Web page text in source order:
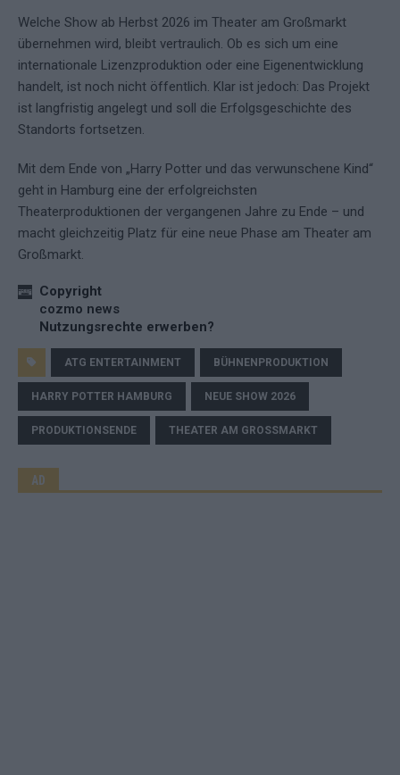
Welche Show ab Herbst 2026 im Theater am Großmarkt
übernehmen wird, bleibt vertraulich. Ob es sich um eine
internationale Lizenzproduktion oder eine Eigenentwicklung
handelt, ist noch nicht öffentlich. Klar ist jedoch: Das Projekt
ist langfristig angelegt und soll die Erfolgsgeschichte des
Standorts fortsetzen.
Mit dem Ende von „Harry Potter und das verwunschene Kind“
geht in Hamburg eine der erfolgreichsten
Theaterproduktionen der vergangenen Jahre zu Ende – und
macht gleichzeitig Platz für eine neue Phase am Theater am
Großmarkt.
Copyright
cozmo news
Nutzungsrechte erwerben?
ATG ENTERTAINMENT BÜHNENPRODUKTION
HARRY POTTER HAMBURG NEUE SHOW 2026
PRODUKTIONSENDE THEATER AM GROSSMARKT
AD